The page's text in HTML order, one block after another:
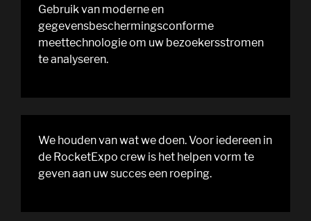
Gebruik van moderne en
gegevensbeschermingsconforme
meettechnologie om uw bezoekersstromen
te analyseren.
We houden van wat we doen. Voor iedereen in
de RocketExpo crew is het helpen vorm te
geven aan uw succes een roeping.